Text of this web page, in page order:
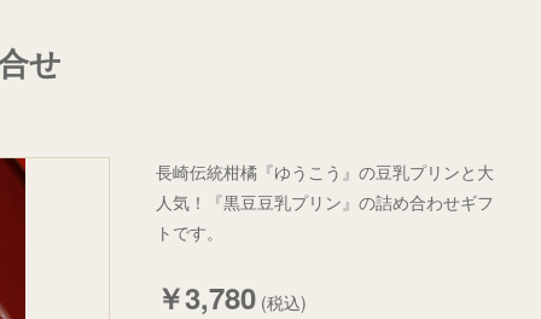
せ
長崎伝統柑橘『ゆうこう』の豆乳プリンと大
人気！『黒豆豆乳プリン』の詰め合わせギフ
トです。
￥3,780 (税込)